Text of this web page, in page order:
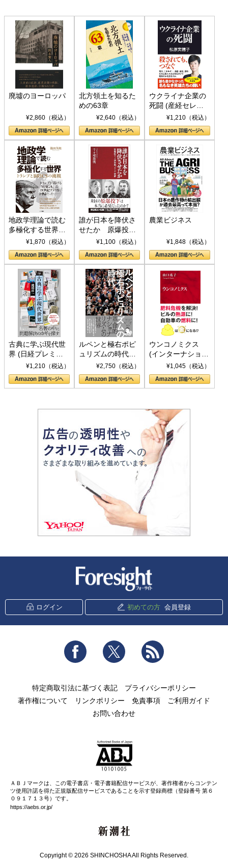
廃墟のヨーロッパ
¥2,860（税込）
北方領土を知るた
めの63章
¥2,640（税込）
ウクライナ企業の
死闘 (産経セレク
ト S 039)¥1,210（税込）
地政学理論で読む
多極化する世界：
トランプとBRICS
の挑戦
¥1,870（税込）
誰が日本を降伏さ
せたか 原爆投
下、ソ連参戦、そ
して聖断 (PHP新
書)
¥1,100（税込）
農業ビジネス
¥1,848（税込）
古典に学ぶ現代世
界 (日経プレミア
シリーズ)¥1,210（税込）
ルペンと極右ポピ
ュリズムの時代：
〈ヤヌス〉の二つ
の顔
¥2,750（税込）
ウンコノミクス
(インターナショナ
ル新書)¥1,045（税込）
ログイン 初めての方 会員登録
Facebook Twitter
特定商取引法に基づく表記
プライバシーポリシー
著作権について
リンクポリシー 免責事項
ご利用ガイド
お問い合わせ
ＡＢＪマークは、この電子書店・電子書籍配信サービスが、著作権者からコンテン
ツ使用許諾を得た正規版配信サービスであることを示す登録商標（登録番号 第６
０９１７１３号）です。
https://aebs.or.jp/
Copyright © 2026 SHINCHOSHA All Rights Reserved.